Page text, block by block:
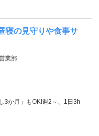
寝の見守りや食事サ
業部
3か月」もOK!週2～、1日3h